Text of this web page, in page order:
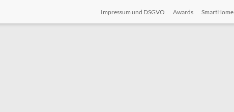
Impressum und DSGVO
Awards SmartHome